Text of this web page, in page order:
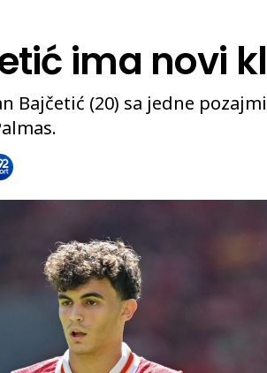
ima novi
Bajčetić (20) sa jedne